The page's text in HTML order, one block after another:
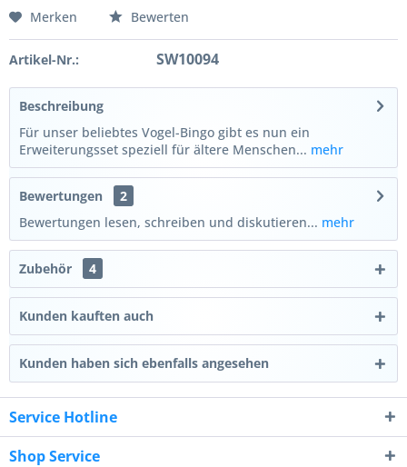
Merken Bewerten
Artikel-Nr.: SW10094
Beschreibung
Für unser beliebtes Vogel-Bingo gibt es nun ein
Erweiterungsset speziell für ältere Menschen... mehr
Bewertungen
2
Bewertungen lesen, schreiben und diskutieren... mehr
Zubehör 4
Kunden kauften auch
Kunden haben sich ebenfalls angesehen
Service Hotline
Shop Service